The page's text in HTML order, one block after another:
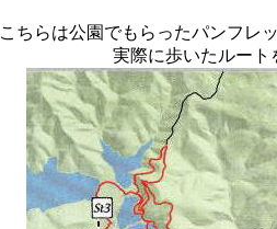
こちらは公園でもらったパンフレ
実際に歩いたルート